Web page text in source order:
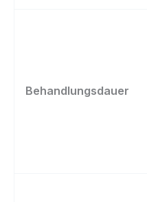
Behandlungsdauer